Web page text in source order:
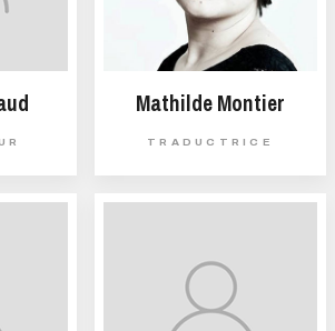
Mathilde Montier
TRADUCTRICE